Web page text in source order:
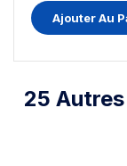
Ajouter Au
25